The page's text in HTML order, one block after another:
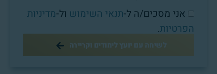
אני מסכים/ה ל-תנאי השימוש ול-מדיניות
הפרטיות.
לשיחה עם יועץ לימודים וקריירה